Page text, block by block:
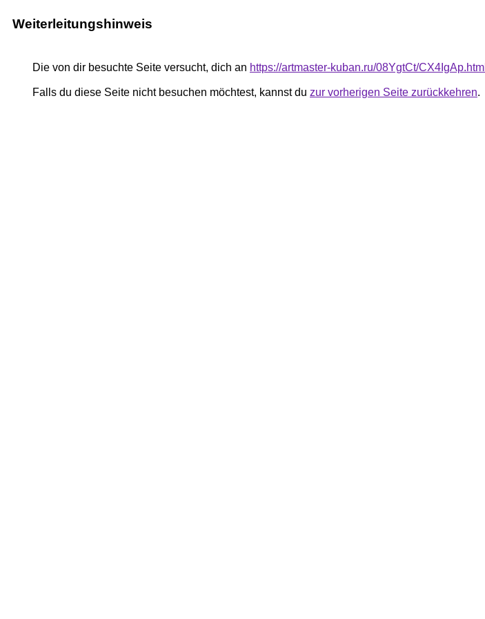
Weiterleitungshinweis
Die von dir besuchte Seite versucht, dich an https://artmaster-kuban.ru/08YgtCt/CX4IgAp.html
Falls du diese Seite nicht besuchen möchtest, kannst du zur vorherigen Seite zurückkehren.